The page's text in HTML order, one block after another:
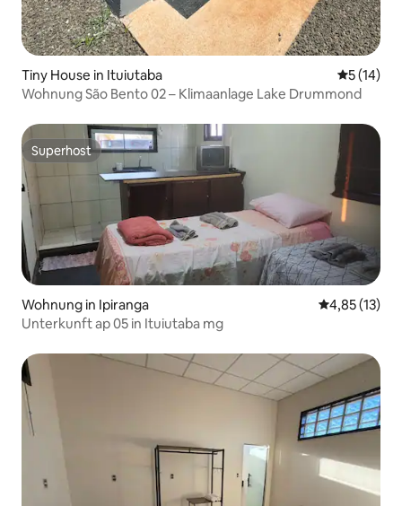
Tiny House in Ituiutaba
5 (14)
Wohnung São Bento 02 – Klimaanlage Lake Drummond
Superhost
Superhost
Wohnung in Ipiranga
4,85 (13)
Unterkunft ap 05 in Ituiutaba mg